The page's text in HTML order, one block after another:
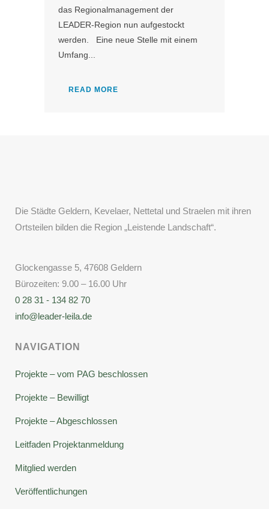
das Regionalmanagement der
LEADER-Region nun aufgestockt
werden. Eine neue Stelle mit einem
Umfang...
READ MORE
Die Städte Geldern, Kevelaer, Nettetal und Straelen mit ihren
Ortsteilen bilden die Region „Leistende Landschaft“.
Glockengasse 5, 47608 Geldern
Bürozeiten: 9.00 – 16.00 Uhr
0 28 31 - 134 82 70
info@leader-leila.de
NAVIGATION
Projekte – vom PAG beschlossen
Projekte – Bewilligt
Projekte – Abgeschlossen
Leitfaden Projektanmeldung
Mitglied werden
Veröffentlichungen